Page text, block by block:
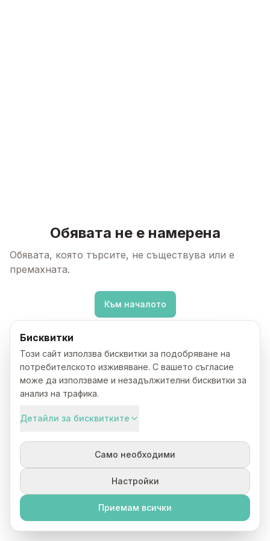
Обявата не е намерена
Обявата, която търсите, не съществува или е
премахната.
Към началото
Бисквитки
Този сайт използва бисквитки за подобряване на
потребителското изживяване. С вашето съгласие
може да използваме и незадължителни бисквитки за
анализ на трафика.
Детайли за бисквитките
Само необходими
Настройки
Приемам всички